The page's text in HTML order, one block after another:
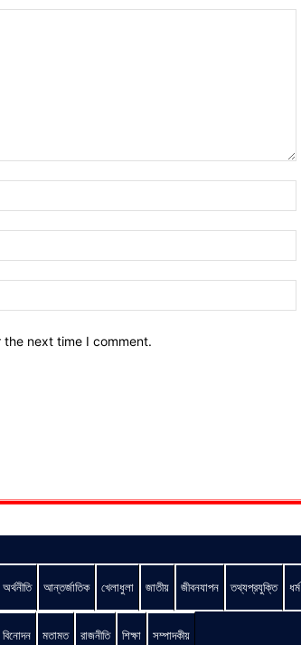
next time I comment.
অর্থনীতি আন্তর্জাতিক খেলাধুলা জাতীয় জীবনযাপন তথ্যপ্রযুক্তি ধর্ম
বিনোদন মতামত রাজনীতি শিক্ষা সম্পাদকীয়